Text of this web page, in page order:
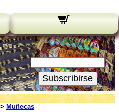
Novedades:
Su Email:
Subscribirse
> Muñecas